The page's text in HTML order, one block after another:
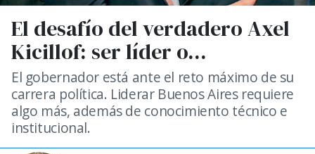
El desafío del verdadero Axel
Kicillof: ser líder o...
El gobernador está ante el reto máximo de su
carrera política. Liderar Buenos Aires requiere
algo más, además de conocimiento técnico e
institucional.